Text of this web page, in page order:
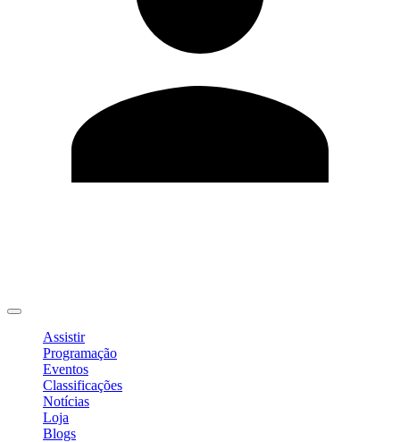
Assistir
Programação
Eventos
Classificações
Notícias
Loja
Blogs